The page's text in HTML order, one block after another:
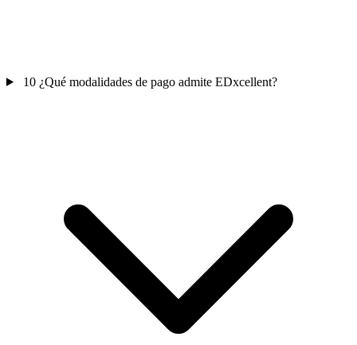
10 ¿Qué modalidades de pago admite EDxcellent?